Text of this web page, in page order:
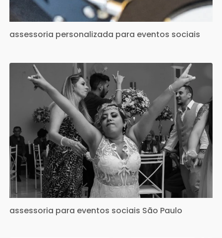
assessoria personalizada para eventos sociais
assessoria para eventos sociais São Paulo